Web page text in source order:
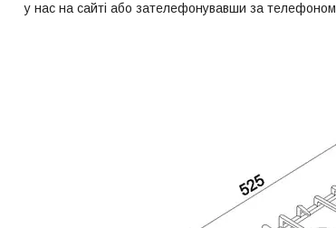
у нас на сайті або зателефонувавши за телефоном